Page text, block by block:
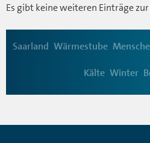
Es gibt keine weiteren Einträge
Saarland Wärmestube
Kälte Winter